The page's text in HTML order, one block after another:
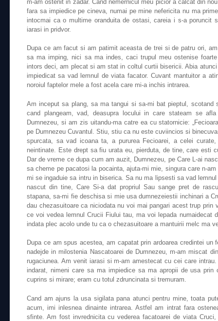
m-am ostenit in zadar. Cand nemernicul meu picior a calcat din
fara sa impiedice pe cineva, numai pe mine nefericita nu ma
intocmai ca o multime oranduita de ostasi, careia i s-a poruncit
iarasi in pridvor.
Dupa ce am facut si am patimit aceasta de trei si de patru ori,
sa ma imping, nici sa ma indes, caci trupul meu ostenise
intors deci, am plecat si am stat in coltul curtii bisericii. Abia
impiedicat sa vad lemnul de viata facator. Cuvant mantuitor a
noroiul faptelor mele a fost acela care mi-a inchis intrarea.
Am inceput sa plang, sa ma tangui si sa-mi bat pieptul, scotand
cand plangeam, vad, deasupra locului in care stateam se
Dumnezeu, si am zis uitandu-ma catre ea cu statornicie:
pe Dumnezeu Cuvantul. Stiu, stiu ca nu este cuviincios si
spurcata, sa vad icoana ta, a pururea Fecioarei, a celei
neintinate. Este drept sa fiu urata eu, pierduta, de tine, care esti
Dar de vreme ce dupa cum am auzit, Dumnezeu, pe Care L-ai
sa cheme pe pacatosi la pocainta, ajuta-mi mie, singura care n-
mi se ingaduie sa intru in biserica. Sa nu ma lipsesti sa vad
nascut din tine, Care Si-a dat propriul Sau sange pret de
stapana, sa-mi fie deschisa si mie usa dumnezeiestii inchinari a
dau chezasuitoare ca niciodata nu voi mai pangari acest trup prin
ce voi vedea lemnul Crucii Fiului tau, ma voi lepada numaidecat
indata plec acolo unde tu ca o chezasuitoare a mantuirii melc ma
Dupa ce am spus acestea, am capatat prin ardoarea credintei un
nadejde in milostenia Nascatoarei de Dumnezeu, m-am miscat
rugaciunea. Am venit iarasi si m-am amestecat cu cei care
indarat, nimeni care sa ma impiedice sa ma apropii de usa
cuprins si mirare; eram cu totul zdruncinata si tremuram.
Cand am ajuns la usa sigilata pana atunci pentru mine, toata
acum, imi inlesnea dinainte intrarea. Astfel am intrat fara
sfinte. Am fost invrednicita cu vederea facatoarei de viata